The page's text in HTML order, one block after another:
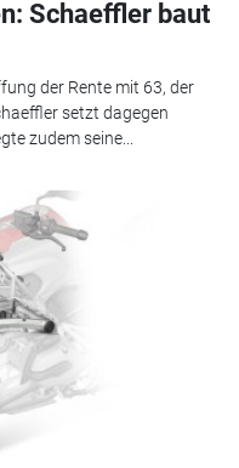
Schaeffler baut
der Rente mit 63, der
setzt dagegen
zudem seine...